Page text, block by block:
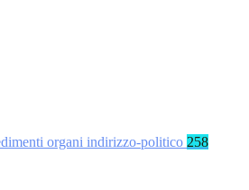
organi indirizzo-politico 258